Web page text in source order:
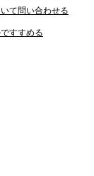
て問い合わせる
すすめる